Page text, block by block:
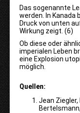
Das sogenannte
werden. In
Druck von unten
Wirkung zeigt. (6)
Ob diese oder
imperialen Leben
eine Explosion
möglich.
Quellen:
Jean